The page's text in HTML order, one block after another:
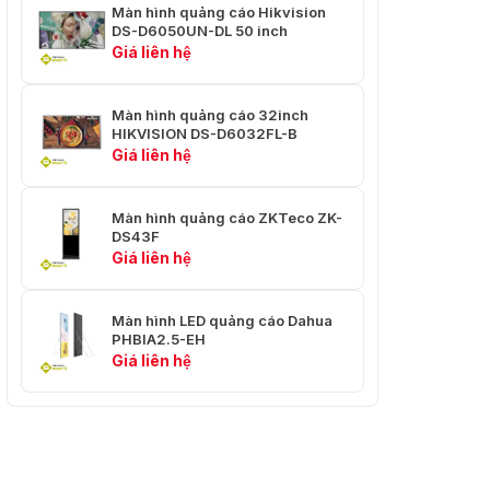
Màn hình quảng cáo Hikvision
DS-D6050UN-DL 50 inch
Giá liên hệ
Màn hình quảng cáo 32inch
HIKVISION DS-D6032FL-B
Giá liên hệ
Màn hình quảng cáo ZKTeco ZK-
DS43F
Giá liên hệ
Màn hình LED quảng cáo Dahua
PHBIA2.5-EH
Giá liên hệ